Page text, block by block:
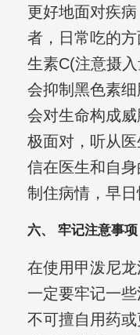
更好地面对疾
者，日常吃的
生素C(注意摄
会抑制黑色素
会对生命构成
极面对，听从
信在医生和自
制住病情，早日
六、 牢记注意事
在使用甲泼尼
一定要牢记一
不可擅自用药